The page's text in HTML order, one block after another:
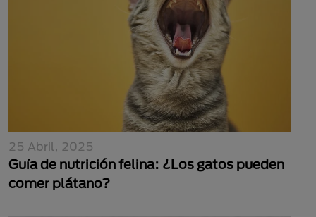
25 Abril, 2025
Guía de nutrición felina: ¿Los gatos pueden
comer plátano?